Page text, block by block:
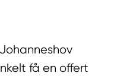
få en offert